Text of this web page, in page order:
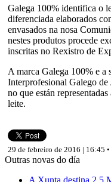
Galega 100% identifica o
diferenciada elaborados
envasados na nosa
nestes produtos procede
inscritas no Rexistro de
A marca Galega 100% e a
Interprofesional Galego
no que están
leite.
29 de febreiro de 2016 | 16:45 •
Outras novas do día
A Xunta destina 2,5